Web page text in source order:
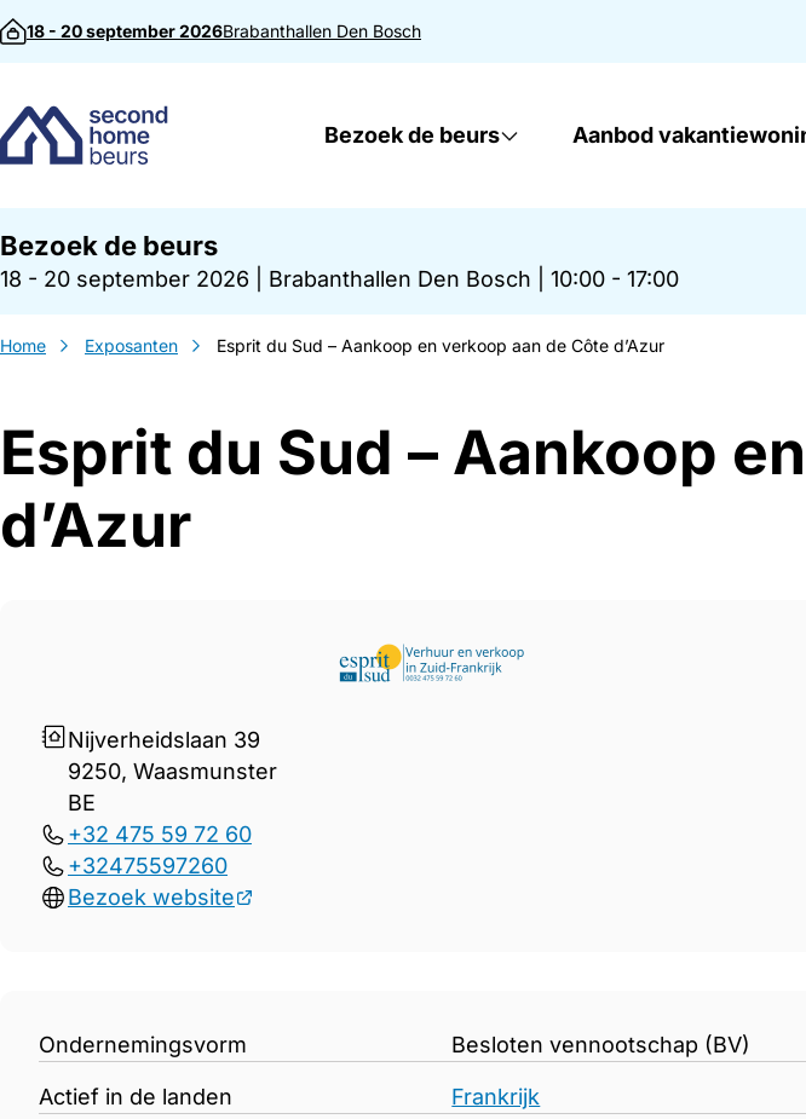
Direct naar inhoud
18 - 20 september 2026Brabanthallen Den Bosch
Bezoek de beurs Aanbod
Bezoek de beurs
18 - 20 september 2026 Brabanthallen Den Bosch 10:00 - 17:00
Home Exposanten Esprit du Sud – Aankoop en verkoop aan de Côte d’Azur
Esprit du Sud – Aankoop
d’Azur
Nijverheidslaan 39
9250, Waasmunster
BE
+32 475 59 72 60
+32475597260
Bezoek website
Ondernemingsvorm Besloten vennootschap (BV)
Actief in de landen Frankrijk